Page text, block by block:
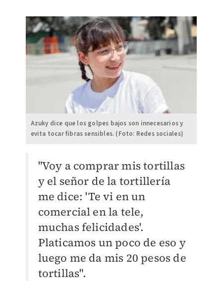
Azuky dice que los golpes bajos son innecesarios y
evita tocar fibras sensibles. (Foto: Redes sociales)
"Voy a comprar mis tortillas
y el señor de la tortillería
me dice: 'Te vi en un
comercial en la tele,
muchas felicidades'.
Platicamos un poco de eso y
luego me da mis 20 pesos de
tortillas".